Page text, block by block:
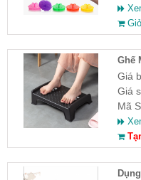
Ghế
Giá
Giá
Mã